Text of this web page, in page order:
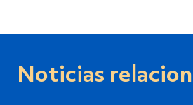
Noticias